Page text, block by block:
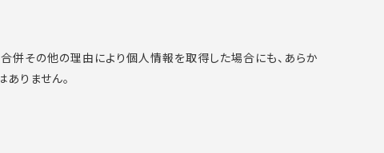
併その他の理由により個人情報を取得した場合にも、あらか
りません。